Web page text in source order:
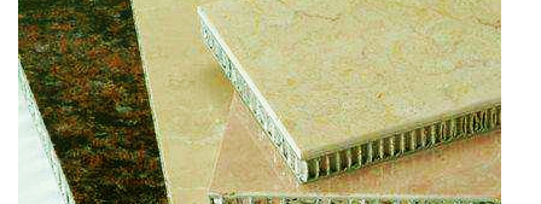
汽车4S店
联系我们
联系方式
留言信息